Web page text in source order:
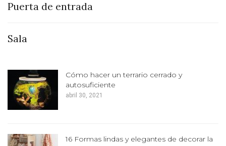
Puerta de entrada
Sala
Cómo hacer un terrario cerrado y
autosuficiente
abril 30, 2021
16 Formas lindas y elegantes de decorar la